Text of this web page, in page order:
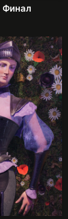
Финал